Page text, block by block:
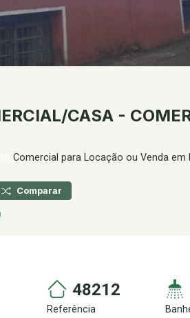
CASA -
Comercial para Locação ou Venda em
Comparar
48212
Referência